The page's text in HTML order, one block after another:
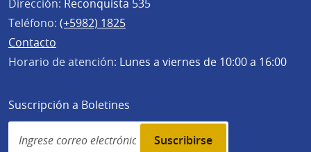
Dirección: Reconquista 535
Teléfono: (+5982) 1825
Contacto
Horario de atención: Lunes a viernes de 10:00 a 16:00
Suscripción a Boletines
Simplenews
subscription